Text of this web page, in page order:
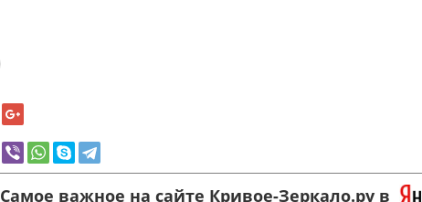
Самое важное на сайте Кривое-Зеркало.ру в